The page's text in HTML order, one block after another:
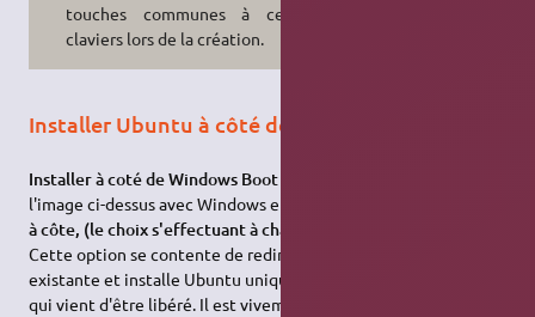
touches communes à ces deux
claviers lors de la création.
Installer Ubuntu à côté de...
Installer à coté de Windows Boot Manager
l'image ci-dessus avec Windows en mode EFI) ou
à côte, (le choix s'effectuant à chaque démarrage)
Cette option se contente de redimensionner une partition
existante et installe Ubuntu uniquement dans l'espace disque
qui vient d'être libéré. Il est vivement recommandé de faire